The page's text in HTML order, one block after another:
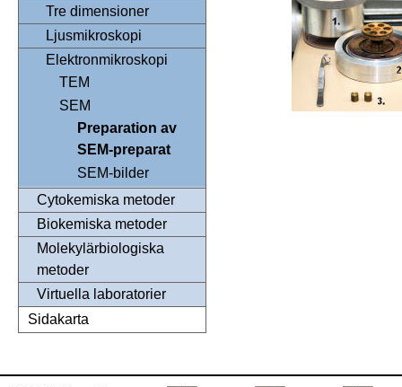
Tre dimensioner
Ljusmikroskopi
Elektronmikroskopi
TEM
SEM
Preparation av
SEM-preparat
SEM-bilder
Cytokemiska metoder
Biokemiska metoder
Molekylärbiologiska
metoder
Virtuella laboratorier
Sidakarta